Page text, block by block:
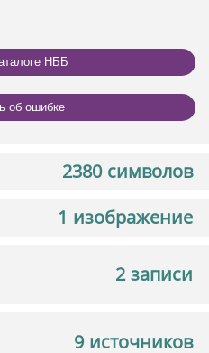
НББ
об ошибке
2380 символов
1 изображение
2 записи
9 источников